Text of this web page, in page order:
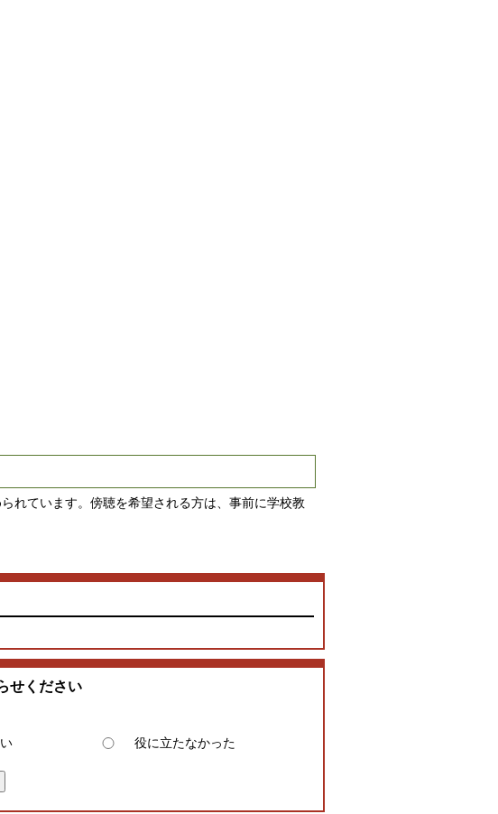
れています。傍聴を希望される方は、事前に学校教
せください
役に立たなかった